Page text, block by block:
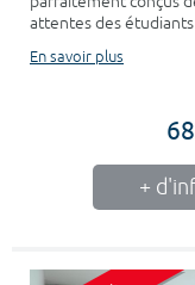
attentes des étudiants
En savoir plus
+